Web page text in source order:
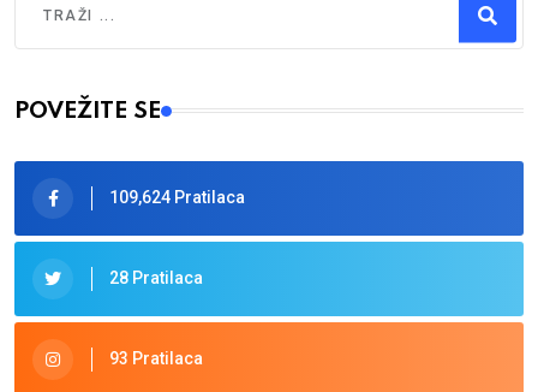
Type 2 or more characters for results.
POVEŽITE SE
109,624 Pratilaca
28 Pratilaca
93 Pratilaca